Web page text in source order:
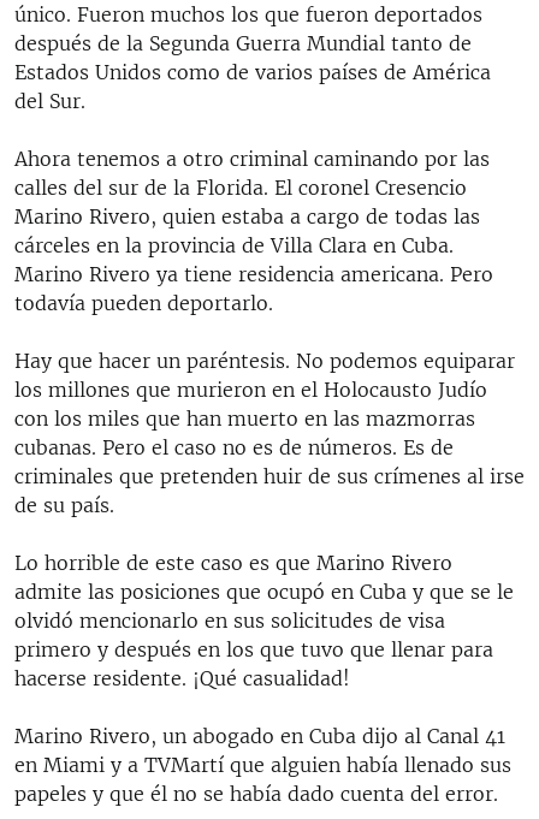
único. Fueron muchos los que fueron deportados
después de la Segunda Guerra Mundial tanto de
Estados Unidos como de varios países de América
del Sur.
Ahora tenemos a otro criminal caminando por las
calles del sur de la Florida. El coronel Cresencio
Marino Rivero, quien estaba a cargo de todas las
cárceles en la provincia de Villa Clara en Cuba.
Marino Rivero ya tiene residencia americana. Pero
todavía pueden deportarlo.
Hay que hacer un paréntesis. No podemos equiparar
los millones que murieron en el Holocausto Judío
con los miles que han muerto en las mazmorras
cubanas. Pero el caso no es de números. Es de
criminales que pretenden huir de sus crímenes al irse
de su país.
Lo horrible de este caso es que Marino Rivero
admite las posiciones que ocupó en Cuba y que se le
olvidó mencionarlo en sus solicitudes de visa
primero y después en los que tuvo que llenar para
hacerse residente. ¡Qué casualidad!
Marino Rivero, un abogado en Cuba dijo al Canal 41
en Miami y a TVMartí que alguien había llenado sus
papeles y que él no se había dado cuenta del error.